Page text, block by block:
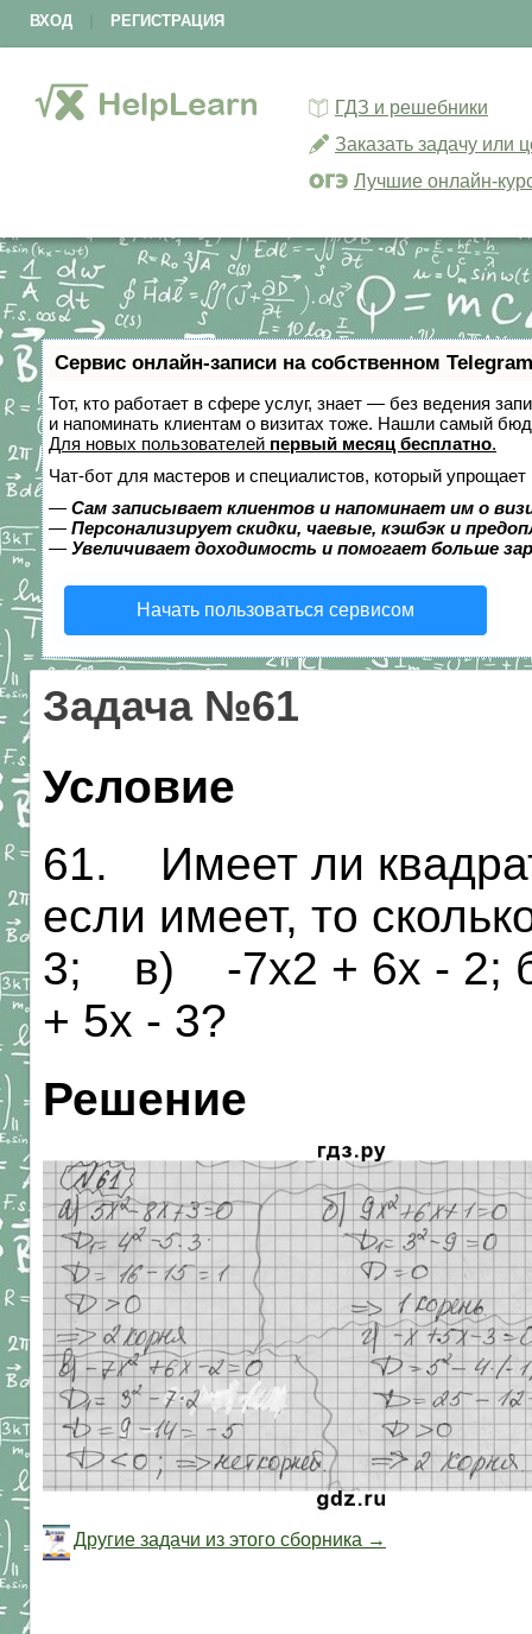
ВХОД РЕГИСТРАЦИЯ
ГДЗ и решебники
Заказать задачу или
Лучшие онлайн-
Сервис онлайн-записи на собственном
Тот, кто работает в сфере услуг, знает — без ведения
и напоминать клиентам о визитах тоже. Нашли самый
Для новых пользователей первый месяц бесплатно.
Чат-бот для мастеров и специалистов, который упрощает
— Сам записывает клиентов и напоминает им о
— Персонализирует скидки, чаевые, кэшбэк и
— Увеличивает доходимость и помогает больше
Начать пользоваться сервисом
Задача №61
Условие
61. Имеет ли
если имеет, то
3; в) -7х2 + 6х - 2;
+ 5х - 3?
Решение
Другие задачи из этого сборника →